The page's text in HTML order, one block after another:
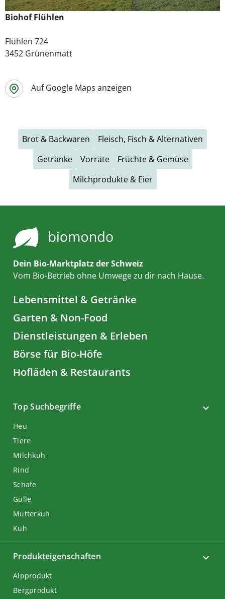
Biohof Flühlen
Flühlen 724
3452 Grünenmatt
Auf Google Maps anzeigen
Brot & Backwaren
Fleisch, Fisch & Alternativen
Getränke
Vorräte
Früchte & Gemüse
Milchprodukte & Eier
Dein Bio-Marktplatz der Schweiz
Vom Bio-Betrieb ohne Umwege zu dir nach Hause.
Lebensmittel & Getränke
Garten & Non-Food
Dienstleistungen & Erleben
Börse für Bio-Höfe
Hofläden & Restaurants
Top Suchbegriffe
Heu
Tiere
Milchkuh
Rind
Schafe
Gülle
Mutterkuh
Kuh
Produkteigenschaften
Alpprodukt
Bergprodukt